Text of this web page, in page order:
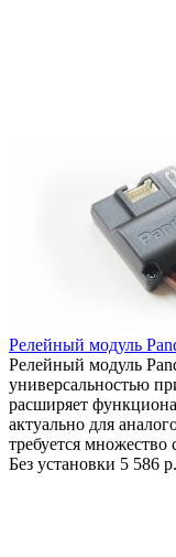
Релейный модуль
Релейный модуль
универсальностью
расширяет
актуально для
требуется
Без установки 5 586 р.